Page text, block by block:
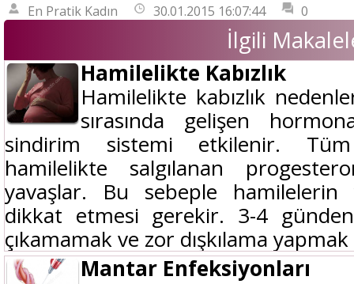
En Pratik Kadın 30.01.2015 16:07:44 0
İlgili
Hamilelikte Kabızlık
Hamilelikte kabızlık
sırasında gelişen
sindirim sistemi etkilenir.
hamilelikte salgılanan
yavaşlar. Bu sebeple hamilelerin
dikkat etmesi gerekir. 3-4
çıkamamak ve zor dışkılama
Mantar Enfeksiyonları